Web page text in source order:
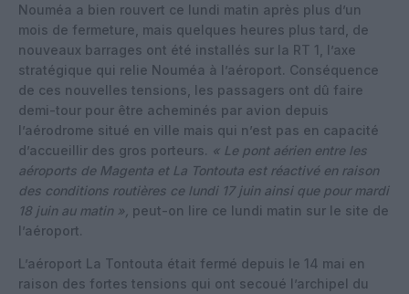
Nouméa a bien rouvert ce lundi matin après plus d’un
mois de fermeture, mais quelques heures plus tard, de
nouveaux barrages ont été installés sur la RT 1, l’axe
stratégique qui relie Nouméa à l’aéroport. Conséquence
de ces nouvelles tensions, les passagers ont dû faire
demi-tour pour être acheminés par avion depuis
l’aérodrome situé en ville mais qui n’est pas en capacité
d’accueillir des gros porteurs. « Le pont aérien entre les
aéroports de Magenta et La Tontouta est réactivé en raison
des conditions routières ce lundi 17 juin ainsi que pour mardi
18 juin au matin », peut-on lire ce lundi matin sur le site de
l’aéroport.
L’aéroport La Tontouta était fermé depuis le 14 mai en
raison des fortes tensions qui ont secoué l’archipel du